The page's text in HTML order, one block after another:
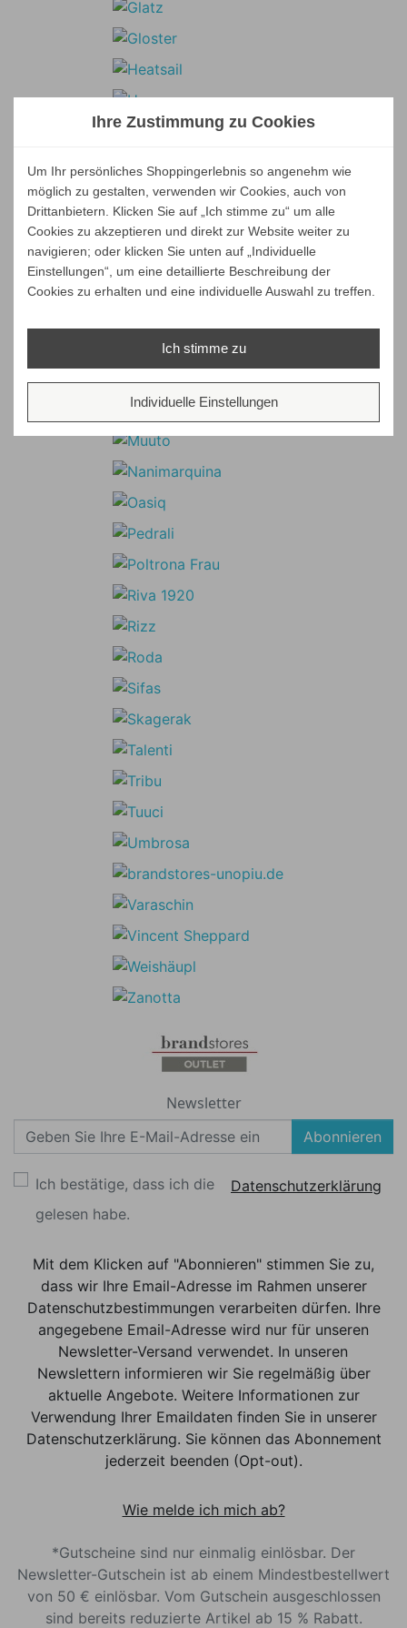
Newsletter
Abonnieren
Ich bestätige, dass ich die
Datenschutzerklärung
gelesen habe.
Mit dem Klicken auf "Abonnieren" stimmen Sie zu,
dass wir Ihre Email-Adresse im Rahmen unserer
Datenschutzbestimmungen verarbeiten dürfen. Ihre
angegebene Email-Adresse wird nur für unseren
Newsletter-Versand verwendet. In unseren
Newslettern informieren wir Sie regelmäßig über
aktuelle Angebote. Weitere Informationen zur
Verwendung Ihrer Emaildaten finden Sie in unserer
Datenschutzerklärung. Sie können das Abonnement
jederzeit beenden (Opt-out).
Wie melde ich mich ab?
*Gutscheine sind nur einmalig einlösbar. Der
Newsletter-Gutschein ist ab einem Mindestbestellwert
von 50 € einlösbar. Vom Gutschein ausgeschlossen
sind bereits reduzierte Artikel ab 15 % Rabatt.
Ihre Zustimmung zu Cookies
Um Ihr persönliches Shoppingerlebnis so angenehm wie
möglich zu gestalten, verwenden wir Cookies, auch von
Drittanbietern. Klicken Sie auf „Ich stimme zu“ um alle
Cookies zu akzeptieren und direkt zur Website weiter zu
navigieren; oder klicken Sie unten auf „Individuelle
Einstellungen“, um eine detaillierte Beschreibung der
Cookies zu erhalten und eine individuelle Auswahl zu treffen.
Ich stimme zu
Individuelle Einstellungen